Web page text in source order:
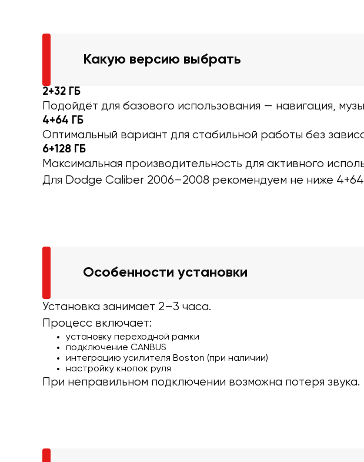
Какую версию выбрать
2+32 ГБ
Подойдёт для базового использования — навигация,
4+64 ГБ
Оптимальный вариант для стабильной работы без
6+128 ГБ
Максимальная производительность для активного
Для Dodge Caliber 2006–2008 рекомендуем не ниже
Особенности установки
Установка занимает 2–3 часа.
Процесс включает:
установку переходной рамки
подключение CANBUS
интеграцию усилителя Boston (при наличии)
настройку кнопок руля
При неправильном подключении возможна потеря звука.